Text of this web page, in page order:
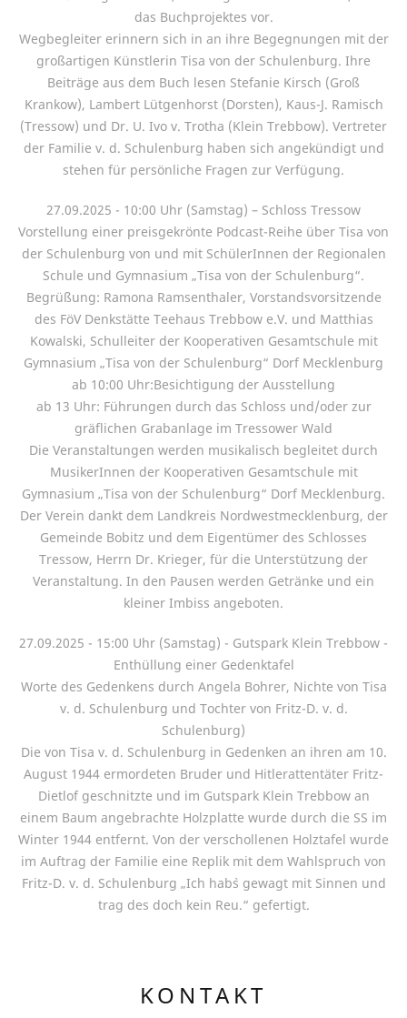
das Buchprojektes vor.
Wegbegleiter erinnern sich in an ihre Begegnungen mit der
großartigen Künstlerin Tisa von der Schulenburg. Ihre
Beiträge aus dem Buch lesen Stefanie Kirsch (Groß
Krankow), Lambert Lütgenhorst (Dorsten), Kaus-J. Ramisch
(Tressow) und Dr. U. Ivo v. Trotha (Klein Trebbow). Vertreter
der Familie v. d. Schulenburg haben sich angekündigt und
stehen für persönliche Fragen zur Verfügung.
27.09.2025 - 10:00 Uhr (Samstag) – Schloss Tressow
Vorstellung einer preisgekrönte Podcast-Reihe über Tisa von
der Schulenburg von und mit SchülerInnen der Regionalen
Schule und Gymnasium „Tisa von der Schulenburg“.
Begrüßung: Ramona Ramsenthaler, Vorstandsvorsitzende
des FöV Denkstätte Teehaus Trebbow e.V. und Matthias
Kowalski, Schulleiter der Kooperativen Gesamtschule mit
Gymnasium „Tisa von der Schulenburg“ Dorf Mecklenburg
ab 10:00 Uhr:Besichtigung der Ausstellung
ab 13 Uhr: Führungen durch das Schloss und/oder zur
gräflichen Grabanlage im Tressower Wald
Die Veranstaltungen werden musikalisch begleitet durch
MusikerInnen der Kooperativen Gesamtschule mit
Gymnasium „Tisa von der Schulenburg“ Dorf Mecklenburg.
Der Verein dankt dem Landkreis Nordwestmecklenburg, der
Gemeinde Bobitz und dem Eigentümer des Schlosses
Tressow, Herrn Dr. Krieger, für die Unterstützung der
Veranstaltung. In den Pausen werden Getränke und ein
kleiner Imbiss angeboten.
27.09.2025 - 15:00 Uhr (Samstag) - Gutspark Klein Trebbow -
Enthüllung einer Gedenktafel
Worte des Gedenkens durch Angela Bohrer, Nichte von Tisa
v. d. Schulenburg und Tochter von Fritz-D. v. d.
Schulenburg)
Die von Tisa v. d. Schulenburg in Gedenken an ihren am 10.
August 1944 ermordeten Bruder und Hitlerattentäter Fritz-
Dietlof geschnitzte und im Gutspark Klein Trebbow an
einem Baum angebrachte Holzplatte wurde durch die SS im
Winter 1944 entfernt. Von der verschollenen Holztafel wurde
im Auftrag der Familie eine Replik mit dem Wahlspruch von
Fritz-D. v. d. Schulenburg „Ich hab`s gewagt mit Sinnen und
trag des doch kein Reu.“ gefertigt.
KONTAKT